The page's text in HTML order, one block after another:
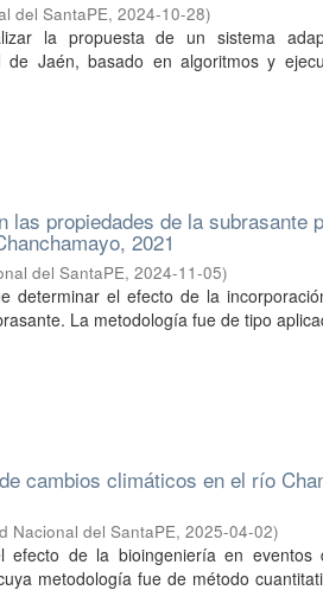
del SantaPE,2024-10-28)
la propuesta de un sistema
de Jaén, basado en algoritmos y
las propiedades de la subrasante
2021
del SantaPE,2024-11-05)
determinar el efecto de la
La metodología fue de tipo
cambios climáticos en el río
Nacional del SantaPE,2025-04-02)
de la bioingeniería en eventos
metodología fue de método